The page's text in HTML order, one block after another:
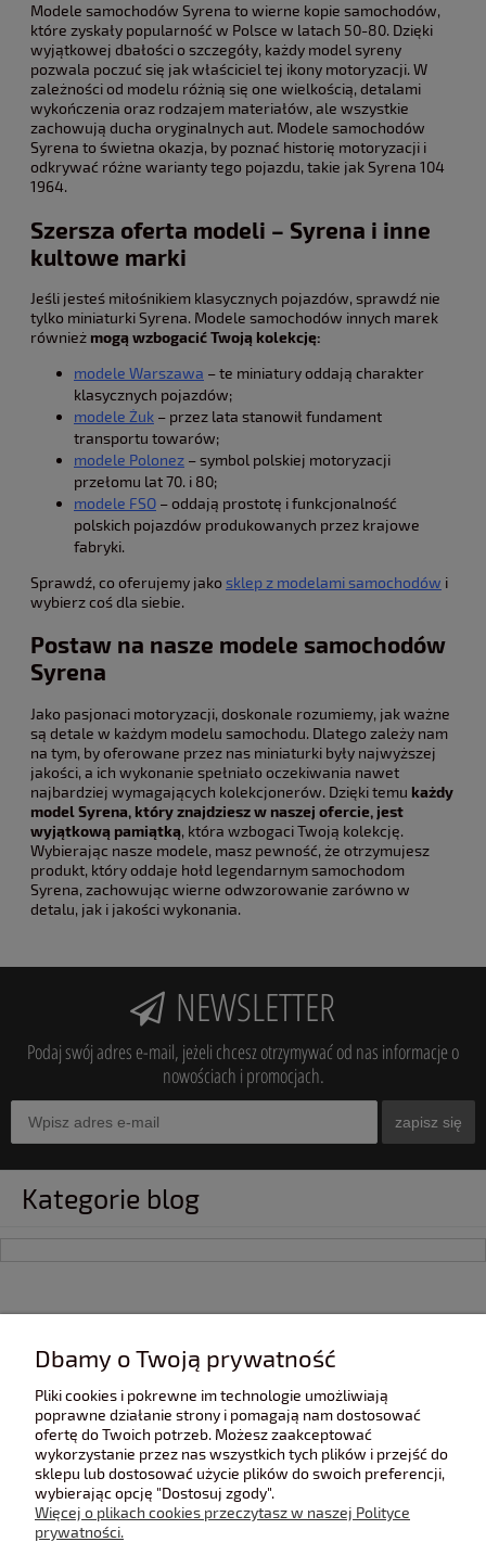
Modele samochodów Syrena to wierne kopie samochodów,
które zyskały popularność w Polsce w latach 50-80. Dzięki
wyjątkowej dbałości o szczegóły, każdy model syreny
pozwala poczuć się jak właściciel tej ikony motoryzacji. W
zależności od modelu różnią się one wielkością, detalami
wykończenia oraz rodzajem materiałów, ale wszystkie
zachowują ducha oryginalnych aut. Modele samochodów
Syrena to świetna okazja, by poznać historię motoryzacji i
odkrywać różne warianty tego pojazdu, takie jak Syrena 104
1964.
Szersza oferta modeli – Syrena i inne
kultowe marki
Jeśli jesteś miłośnikiem klasycznych pojazdów, sprawdź nie
tylko miniaturki Syrena. Modele samochodów innych marek
również mogą wzbogacić Twoją kolekcję:
modele Warszawa – te miniatury oddają charakter
klasycznych pojazdów;
modele Żuk – przez lata stanowił fundament
transportu towarów;
modele Polonez – symbol polskiej motoryzacji
przełomu lat 70. i 80;
modele FSO – oddają prostotę i funkcjonalność
polskich pojazdów produkowanych przez krajowe
fabryki.
Sprawdź, co oferujemy jako sklep z modelami samochodów i
wybierz coś dla siebie.
Postaw na nasze modele samochodów
Syrena
Jako pasjonaci motoryzacji, doskonale rozumiemy, jak ważne
są detale w każdym modelu samochodu. Dlatego zależy nam
na tym, by oferowane przez nas miniaturki były najwyższej
jakości, a ich wykonanie spełniało oczekiwania nawet
najbardziej wymagających kolekcjonerów. Dzięki temu każdy
model Syrena, który znajdziesz w naszej ofercie, jest
wyjątkową pamiątką, która wzbogaci Twoją kolekcję.
Wybierając nasze modele, masz pewność, że otrzymujesz
produkt, który oddaje hołd legendarnym samochodom
Syrena, zachowując wierne odwzorowanie zarówno w
detalu, jak i jakości wykonania.
NEWSLETTER
Podaj swój adres e-mail, jeżeli chcesz otrzymywać od nas informacje o
nowościach i promocjach.
zapisz się
Kategorie blog
POMOC
POLECANE STRONY
Dbamy o Twoją prywatność
Pliki cookies i pokrewne im technologie umożliwiają
poprawne działanie strony i pomagają nam dostosować
ofertę do Twoich potrzeb. Możesz zaakceptować
wykorzystanie przez nas wszystkich tych plików i przejść do
sklepu lub dostosować użycie plików do swoich preferencji,
wybierając opcję "Dostosuj zgody".
Więcej o plikach cookies przeczytasz w naszej Polityce
prywatności.